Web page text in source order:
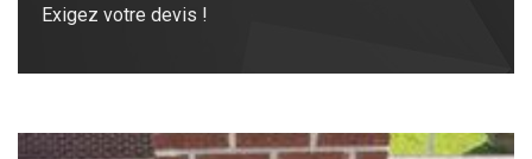
Exigez votre devis !